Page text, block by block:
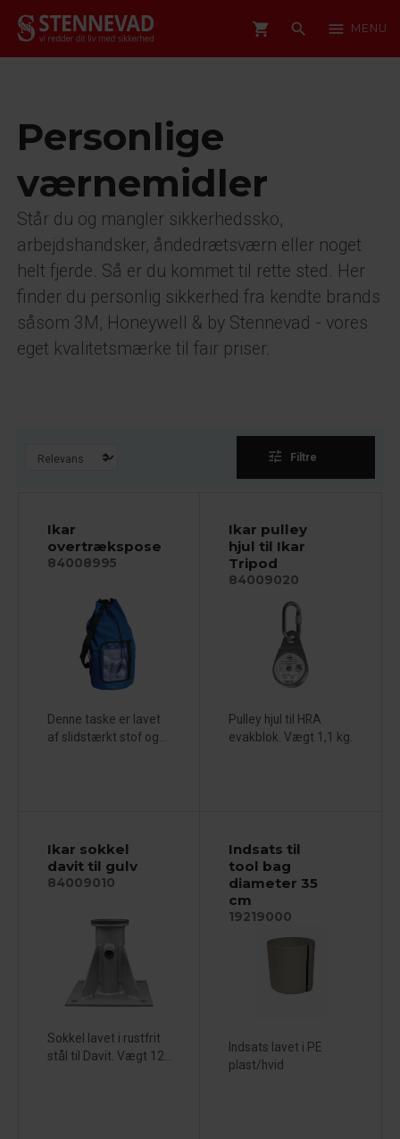
shopping_cart search menu MENU
Personlige
værnemidler
Står du og mangler sikkerhedssko,
arbejdshandsker, åndedrætsværn eller noget
helt fjerde. Så er du kommet til rette sted. Her
finder du personlig sikkerhed fra kendte brands
såsom 3M, Honeywell & by Stennevad - vores
eget kvalitetsmærke til fair priser.
tune Filtre
Ikar
overtrækspose
84008995
Denne taske er lavet
af slidstærkt stof og...
Ikar pulley
hjul til Ikar
Tripod
84009020
Pulley hjul til HRA
evakblok. Vægt 1,1 kg.
Ikar sokkel
davit til gulv
84009010
Sokkel lavet i rustfrit
stål til Davit. Vægt 12...
Indsats til
tool bag
diameter 35
cm
19219000
Indsats lavet i PE
plast/hvid